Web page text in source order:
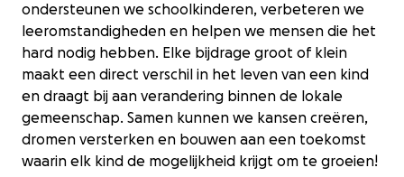
ondersteunen we schoolkinderen, verbeteren we
leeromstandigheden en helpen we mensen die het
hard nodig hebben. Elke bijdrage groot of klein
maakt een direct verschil in het leven van een kind
en draagt bij aan verandering binnen de lokale
gemeenschap. Samen kunnen we kansen creëren,
dromen versterken en bouwen aan een toekomst
waarin elk kind de mogelijkheid krijgt om te groeien!